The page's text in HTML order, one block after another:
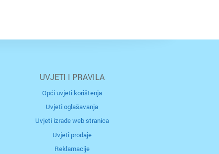
UVJETI I PRAVILA
Opći uvjeti korištenja
Uvjeti oglašavanja
Uvjeti izrade web stranica
Uvjeti prodaje
Reklamacije